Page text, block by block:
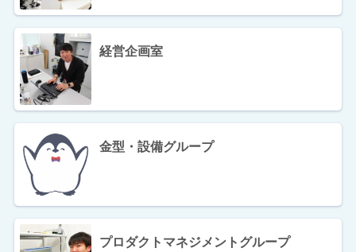
経営企画室
金型・設備グループ
プロダクトマネジメントグループ